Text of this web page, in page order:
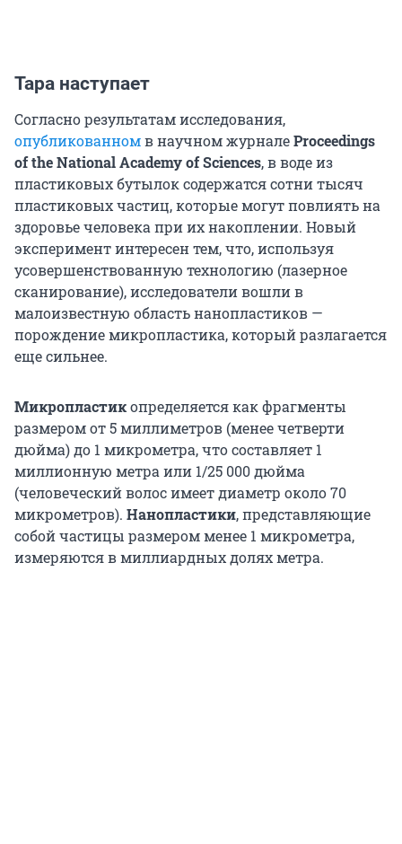
Тара наступает
Согласно результатам исследования,
опубликованномв научном журналеProceedings
of the National Academy of Sciences, в воде из
пластиковых бутылок содержатся сотни тысяч
пластиковых частиц, которые могут повлиять на
здоровье человека при их накоплении. Новый
эксперимент интересен тем, что, используя
усовершенствованную технологию (лазерное
сканирование), исследователи вошли в
малоизвестную область нанопластиков —
порождение микропластика, который разлагается
еще сильнее.
Микропластикопределяется как фрагменты
размером от 5 миллиметров (менее четверти
дюйма) до 1 микрометра, что составляет 1
миллионную метра или 1/25 000 дюйма
(человеческий волос имеет диаметр около 70
микрометров). Нанопластики, представляющие
собой частицы размером менее 1 микрометра,
измеряются в миллиардных долях метра.